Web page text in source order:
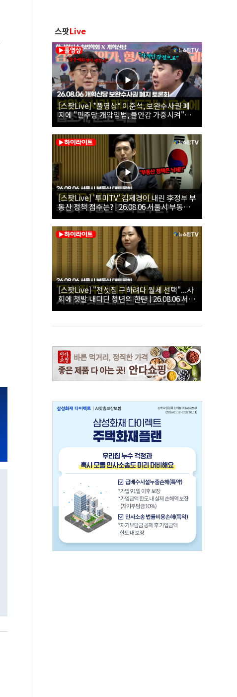
스팟Live
[스팟Live] *풀영상* 이준석, 보완수사권 폐
지에 "민주당 개악입법, 불안감 가중시켜"｜
26.08.06 개혁신당 보완수사권 폐지 토론회
[스팟Live] '투미TV' 김제경이 내린 李정부 부
동산 정책 점수는? | 26.08.06 서울시 부동산
대토론회
[스팟Live] "전셋집 구하려다 월세 선택"...사
회에 첫발 내디딘 청년의 한탄 | 26.08.06 서울
시 부동산 대토론회